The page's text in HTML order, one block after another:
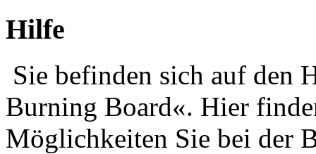
Hilfe
Sie befinden sich auf den
Burning Board«. Hier
Möglichkeiten Sie bei der